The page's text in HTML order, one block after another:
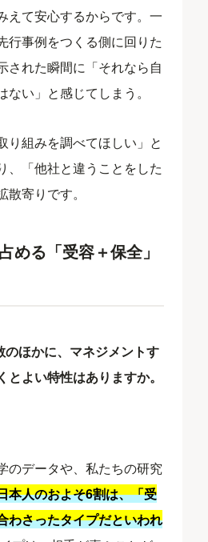
えて安心するからです。一
行事例をつくる側に回りた
された瞬間に「それなら自
い」と感じてしまう。
り組みを調べてほしい」と
、「他社と違うことをした
寄りです。
める「受容＋保全」
のほかに、マネジメントす
とよい特性はありますか。
のデータや、私たちの研究
本人のおよそ6割は、「受
わさったタイプだといわれ